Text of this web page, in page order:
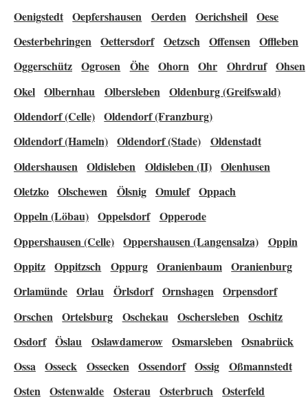
Oenigstedt Oepfershausen Oerden Oerichsheil Oese
Oesterbehringen Oettersdorf Oetzsch Offensen Offleben
Oggerschütz Ogrosen Öhe Ohorn Ohr Ohrdruf Ohsen
Okel Olbernhau Olbersleben Oldenburg (Greifswald)
Oldendorf (Celle) Oldendorf (Franzburg)
Oldendorf (Hameln) Oldendorf (Stade)
Oldenstadt
Oldershausen Oldisleben Oldisleben (II) Olenhusen
Oletzko Olschewen Ölsnig Omulef Oppach
Oppeln (Löbau) Oppelsdorf Opperode
Oppershausen (Celle) Oppershausen (Langensalza)
Oppin
Oppitz Oppitzsch Oppurg Oranienbaum Oranienburg
Orlamünde Orlau Örlsdorf Ornshagen Orpensdorf
Orschen
Ortelsburg Oschekau Oschersleben
Oschitz
Osdorf Öslau Oslawdamerow Osmarsleben Osnabrück
Ossa Osseck Ossecken Ossendorf Ossig
Oßmannstedt
Osten Ostenwalde Osterau Osterbruch Osterfeld